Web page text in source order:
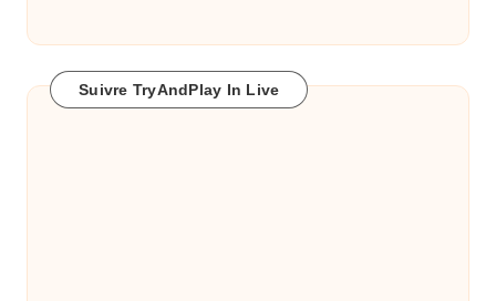
Suivre TryAndPlay In Live